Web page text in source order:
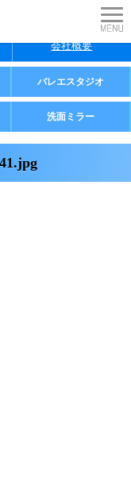
会社概要
バレエスタジオ
洗面ミラー